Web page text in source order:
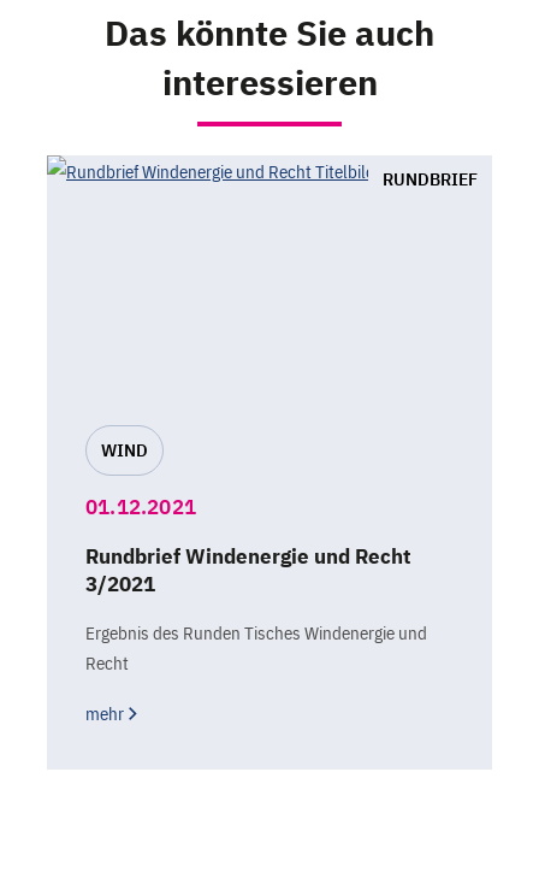
Das könnte Sie auch
interessieren
RUNDBRIEF
WIND
01.12.2021
Rundbrief Windenergie und Recht
3/2021
Ergebnis des Runden Tisches Windenergie und
Recht
mehr